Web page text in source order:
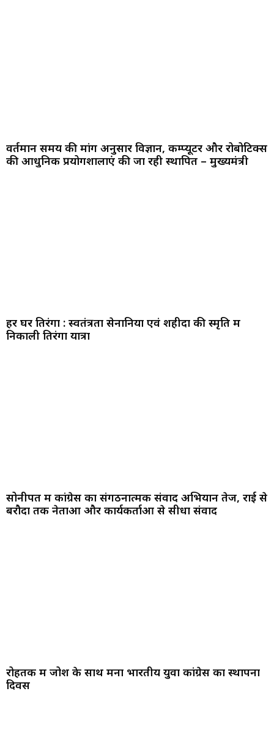
वर्तमान समय की मांग अनुसार विज्ञान, कम्प्यूटर और रोबोटिक्स
की आधुनिक प्रयोगशालाएं की जा रही स्थापित – मुख्यमंत्री
हर घर तिरंगा : स्वतंत्रता सेनानियों एवं शहीदों की स्मृति में
निकाली तिरंगा यात्रा
सोनीपत में कांग्रेस का संगठनात्मक संवाद अभियान तेज, राई से
बरौदा तक नेताओं और कार्यकर्ताओं से सीधा संवाद
रोहतक में जोश के साथ मना भारतीय युवा कांग्रेस का स्थापना
दिवस